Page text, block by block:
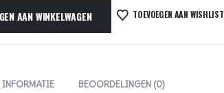
AAN WINKELWAGEN TOEVOEGEN AAN WISHLIST
INFORMATIE BEOORDELINGEN (0)